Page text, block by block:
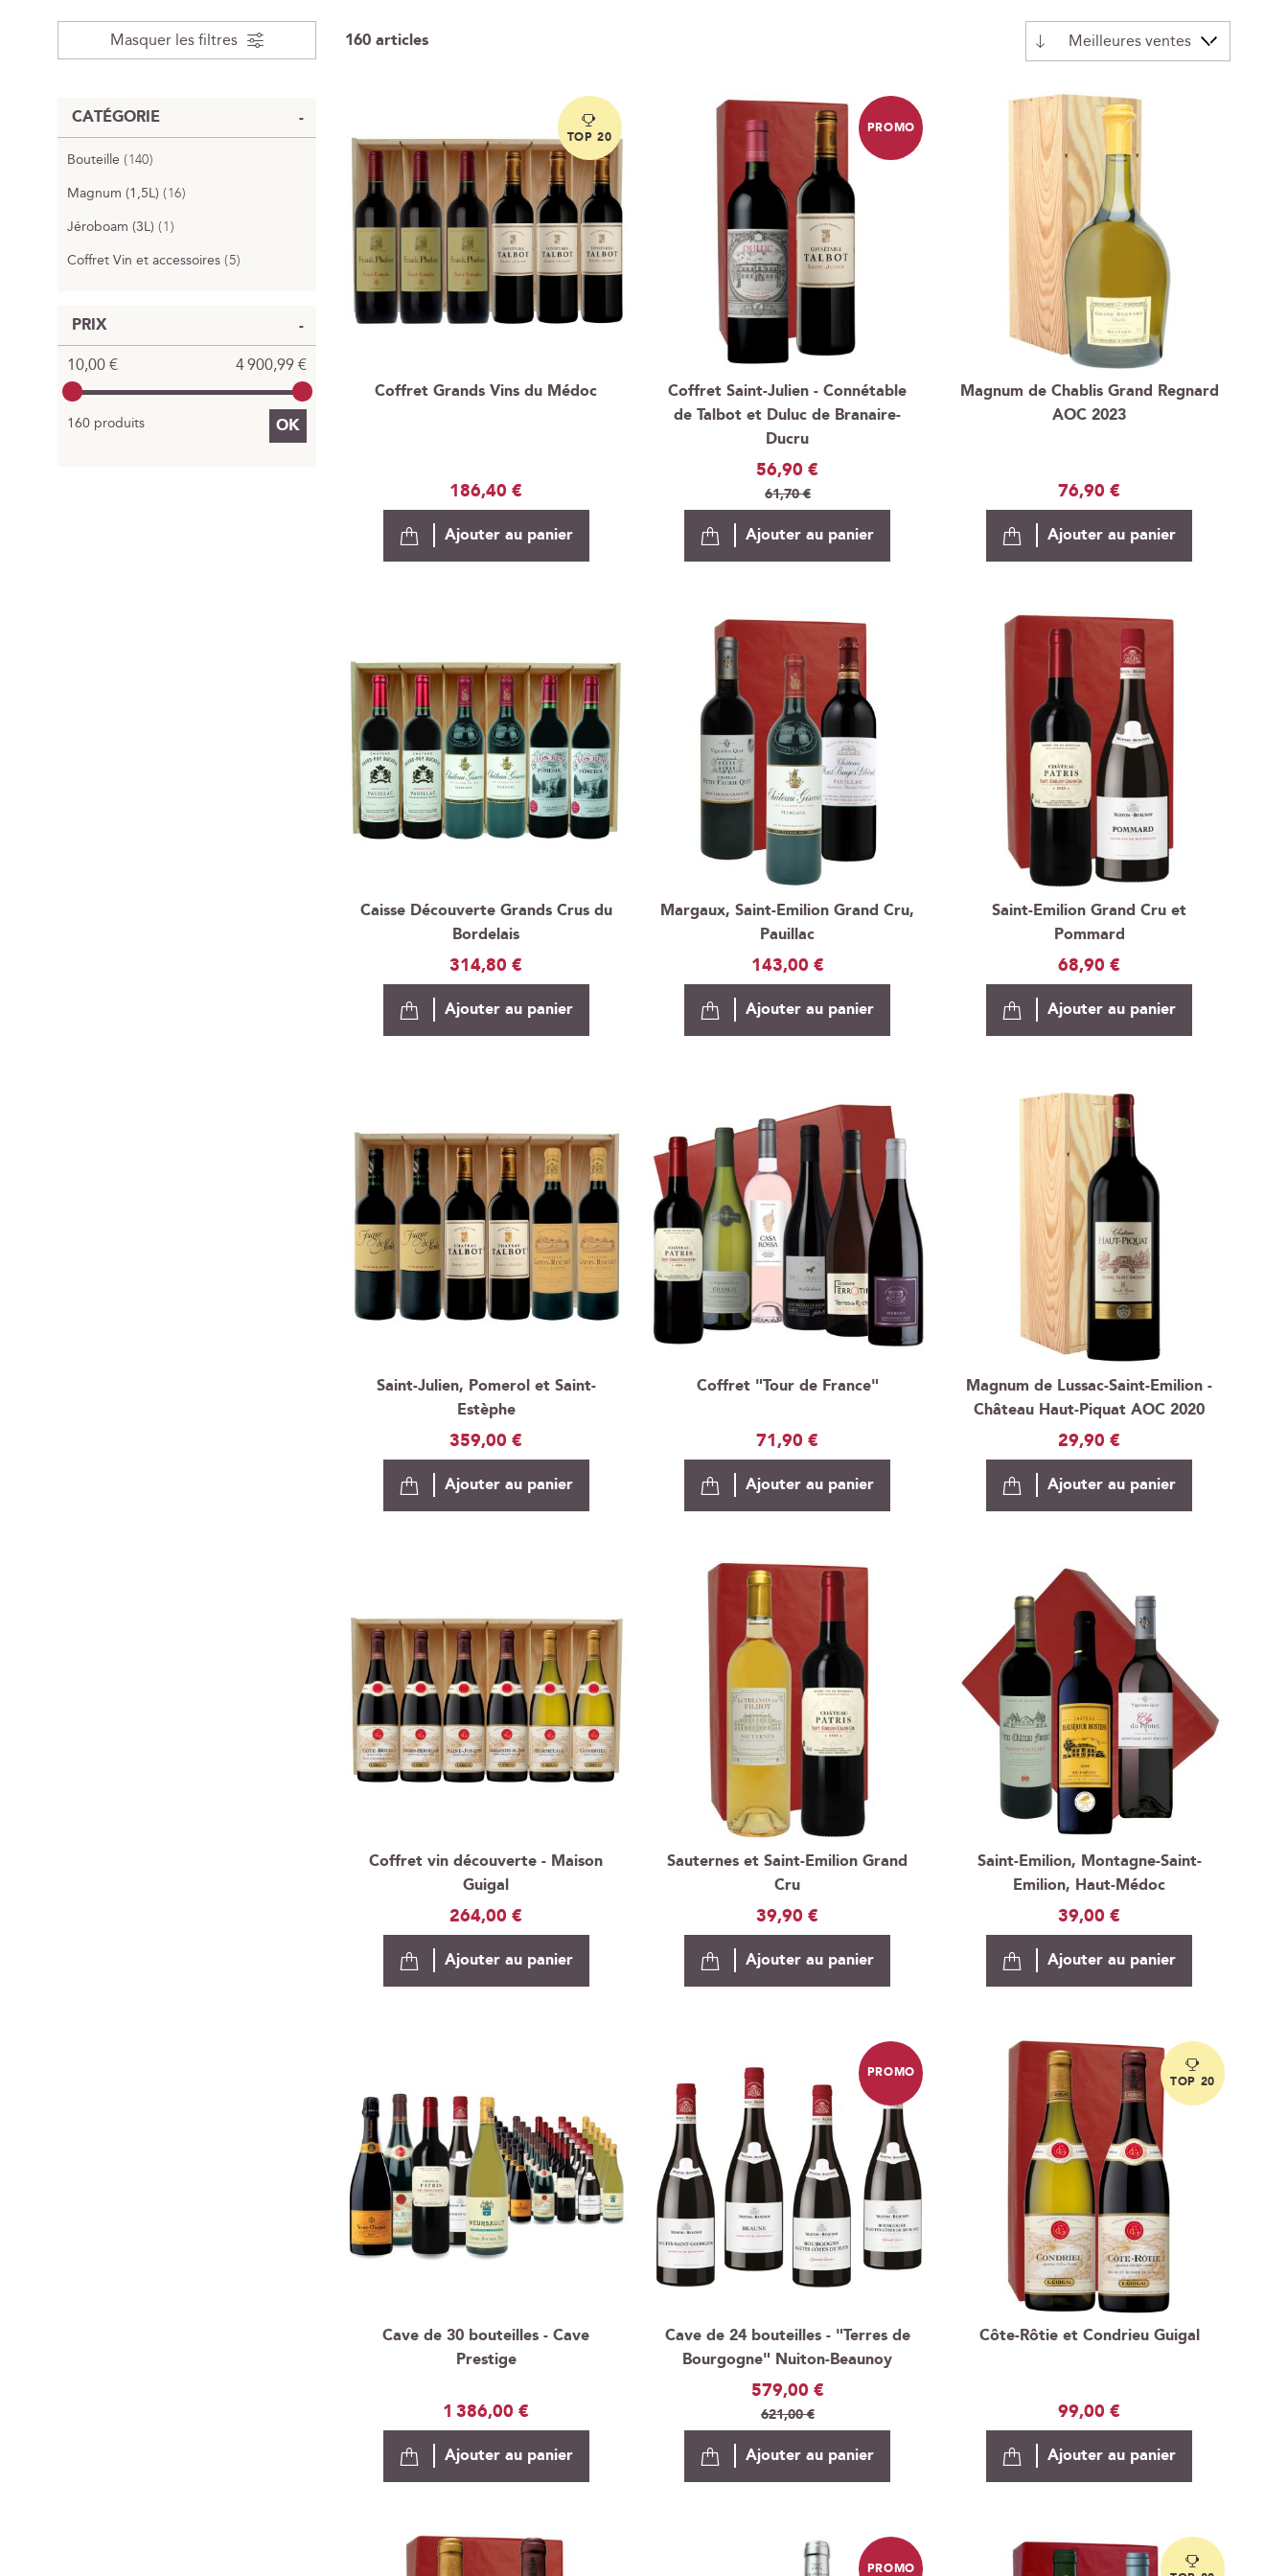
160 articles
Par
décroissant
Coffret Grands Vins du Médoc
186,40 €
TOP 20
Ajouter au panier
Coffret Saint-Julien - Connétable
de Talbot et Duluc de Branaire-
Ducru
Prix
Spécial
56,90 €
61,70 €
PROMO
Ajouter au panier
Magnum de Chablis Grand Regnard
AOC 2023
76,90 €
Ajouter au panier
Caisse Découverte Grands Crus du
Bordelais
314,80 €
Ajouter au panier
Margaux, Saint-Emilion Grand Cru,
Pauillac
143,00 €
Ajouter au panier
Saint-Emilion Grand Cru et
Pommard
68,90 €
Ajouter au panier
Saint-Julien, Pomerol et Saint-
Estèphe
359,00 €
Ajouter au panier
Coffret "Tour de France"
71,90 €
Ajouter au panier
Magnum de Lussac-Saint-Emilion -
Château Haut-Piquat AOC 2020
29,90 €
Ajouter au panier
Coffret vin découverte - Maison
Guigal
264,00 €
Ajouter au panier
Sauternes et Saint-Emilion Grand
Cru
39,90 €
Ajouter au panier
Saint-Emilion, Montagne-Saint-
Emilion, Haut-Médoc
39,00 €
Ajouter au panier
Cave de 30 bouteilles - Cave
Prestige
1 386,00 €
Ajouter au panier
Cave de 24 bouteilles - "Terres de
Bourgogne" Nuiton-Beaunoy
Prix
Spécial
579,00 €
621,00 €
PROMO
Ajouter au panier
Côte-Rôtie et Condrieu Guigal
99,00 €
TOP 20
Ajouter au panier
PROMO
Masquer les filtres
CATÉGORIE
Bouteille 140articles
Magnum (1,5L) 16articles
Jéroboam (3L) 1article
Coffret Vin et accessoires 5articles
PRIX
10,00 €
4 900,99 €
160 produits OK